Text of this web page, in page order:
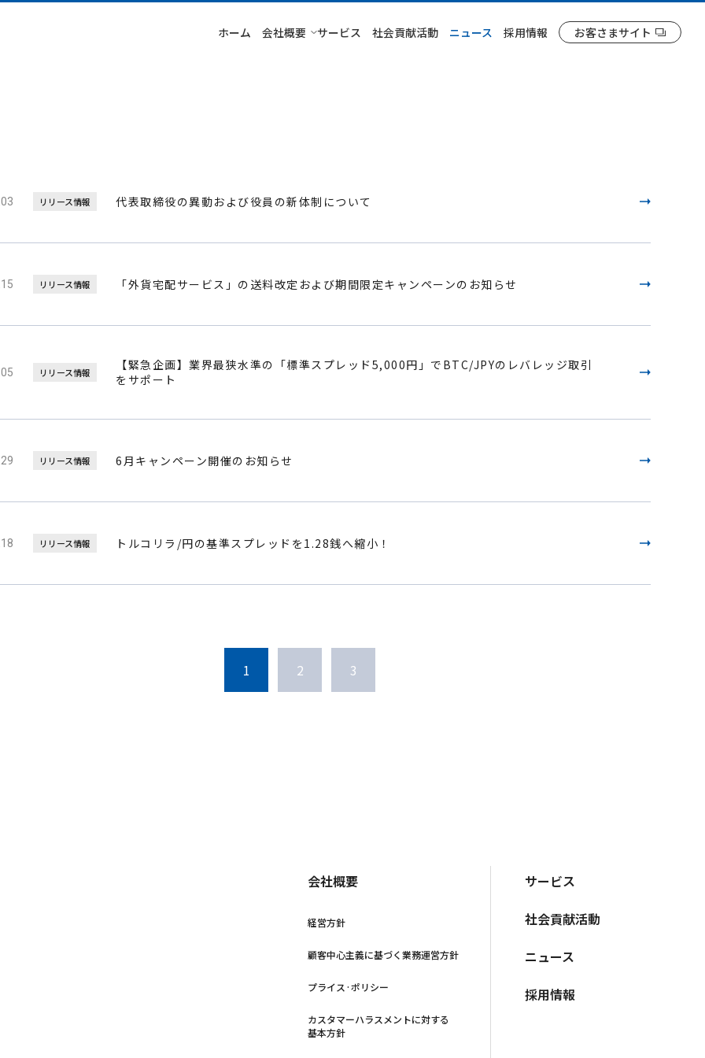
ホーム 会社概要 サービス 社会貢献活動 ニュース 採用情報 お客さまサイト
リリース情報 代表取締役の異動および役員の新体制について
リリース情報 「外貨宅配サービス」の送料改定および期間限定キャンペーンのお知らせ
リリース情報
【緊急企画】業界最狭水準の「標準スプレッド5,000円」でBTC/JPYのレバレッジ取引
をサポート
リリース情報 6月キャンペーン開催のお知らせ
リリース情報 トルコリラ/円の基準スプレッドを1.28銭へ縮小！
1 2 3
会社概要
経営方針
顧客中心主義に基づく業務運営方針
プライス·ポリシー
カスタマーハラスメントに対する
基本方針
サービス
社会貢献活動
ニュース
採用情報